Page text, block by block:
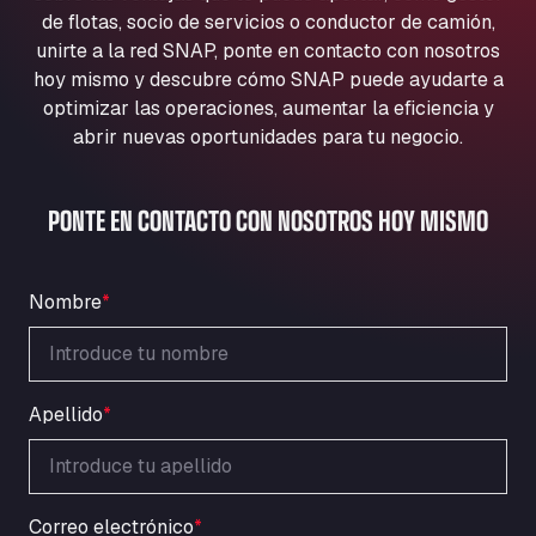
Aqua Ariva GmbH
Marie-Curie-Straße 24, 68219
Aral Autohof Bockel
An der Autobahn 1, 27404
ARAL Autohof Bockenem
ARAL Autohof Merklingen
Nellinger Str. 24, 89188
Schellweilerstraße 1, 66871
ARAL Tankstelle - XXL Truckwash.de
GmbH
Ardleigh South Services
a120 westbound, CO77SL
Area 47 Hermanos Rico
Autovia A4 km 47, 28300
de flotas, socio de servicios o conductor de camión,
unirte a la red SNAP, ponte en contacto con nosotros
hoy mismo y descubre cómo SNAP puede ayudarte a
optimizar las operaciones, aumentar la eficiencia y
abrir nuevas oportunidades para tu negocio.
PONTE EN CONTACTO CON NOSOTROS HOY MISMO
Nombre*
Apellido*
Correo electrónico*